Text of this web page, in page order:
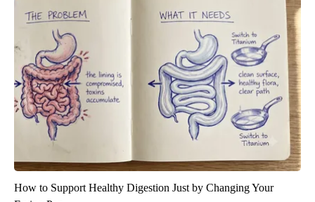
How to Support Healthy Digestion Just by Changing Your